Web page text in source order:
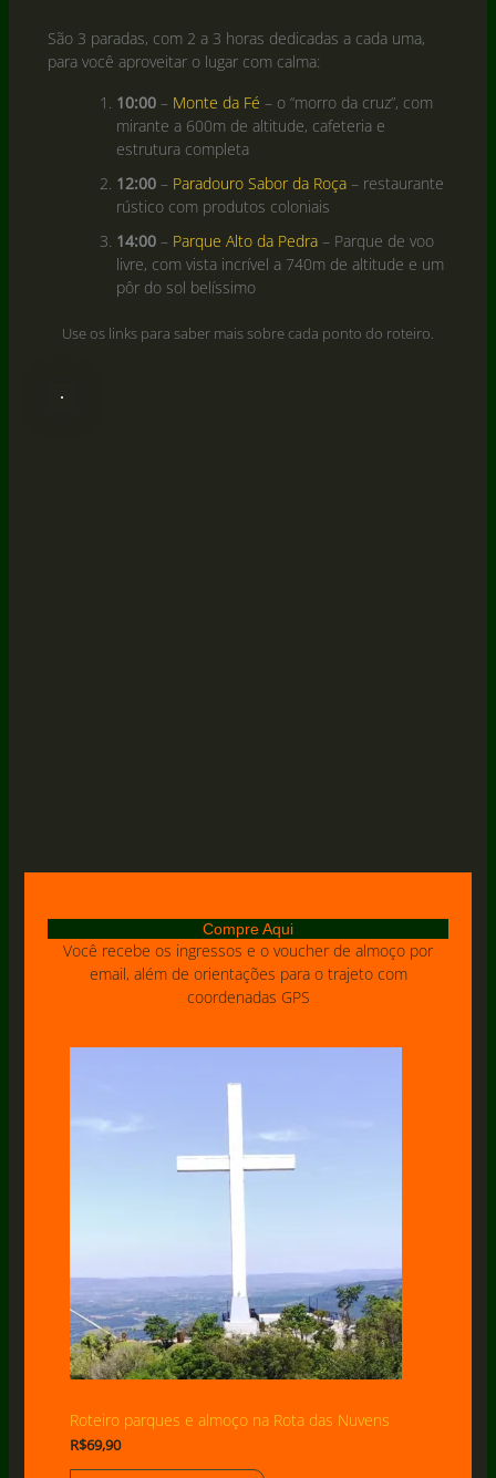
São 3 paradas, com 2 a 3 horas dedicadas a cada uma,
para você aproveitar o lugar com calma:
10:00 – Monte da Fé – o “morro da cruz”, com
mirante a 600m de altitude, cafeteria e
estrutura completa
12:00– Paradouro Sabor da Roça– restaurante
rústico com produtos coloniais
14:00– Parque Alto da Pedra– Parque de voo
livre, com vista incrível a 740m de altitude e um
pôr do sol belíssimo
Use os links para saber mais sobre cada ponto do roteiro.
Compre Aqui
Você recebe os ingressos e o voucher de almoço por
email, além de orientações para o trajeto com
coordenadas GPS
Roteiro parques e almoço na Rota das Nuvens
R$69,90